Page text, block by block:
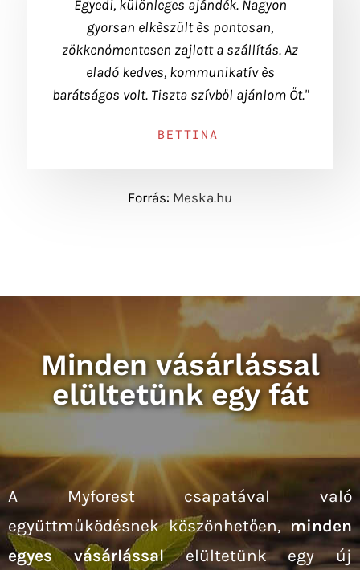
Egyedi, különleges ajándék. Nagyon
gyorsan elkèszült ès pontosan,
zökkenőmentesen zajlott a szállítás. Az
eladó kedves, kommunikatív ès
barátságos volt. Tiszta szívből ajánlom Őt."
BETTINA
Forrás: Meska.hu
Minden vásárlással
elültetünk egy fát
A Myforest csapatával való
együttműködésnek köszönhetően,minden
egyes vásárlássalelültetünk egy új